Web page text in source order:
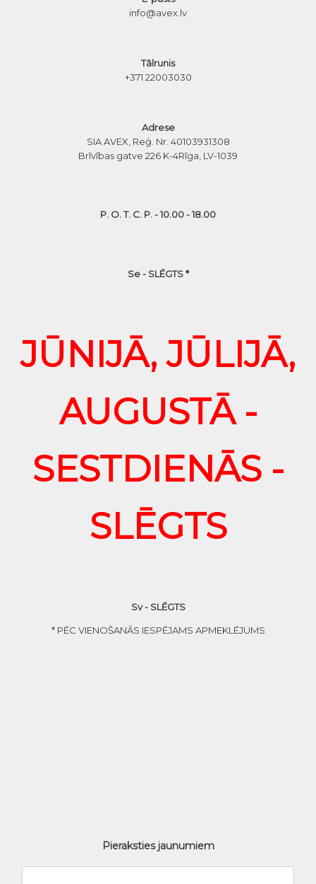
info@avex.lv
Tālrunis
+371 22003030
Adrese
SIA AVEX, Reģ. Nr. 40103931308
Brīvības gatve 226 K-4Rīga, LV-1039
P. O. T. C. P. - 10.00 - 18.00
Se - SLĒGTS *
JŪNIJĀ, JŪLIJĀ,
AUGUSTĀ -
SESTDIENĀS -
SLĒGTS
Sv - SLĒGTS
* PĒC VIENOŠANĀS IESPĒJAMS APMEKLĒJUMS
Pieraksties jaunumiem